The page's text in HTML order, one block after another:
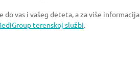
vas i vašeg deteta, a za više
terenskoj službi.